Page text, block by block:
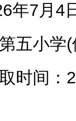
7月4
五小学(
间：